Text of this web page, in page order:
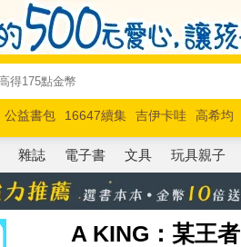
公益書包 16647續集 吉伊卡哇 高希均
馬斯克 玩具總動員5 超慢跑
雜誌 電子書 文具 玩具親子
A KING：某王者